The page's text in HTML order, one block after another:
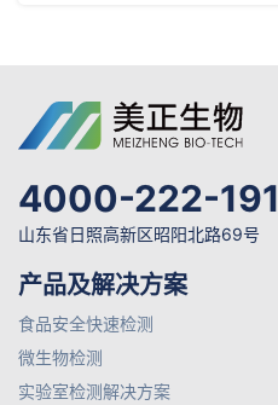
4000-222-191
山东省日照高新区昭阳北路69号
产品及解决方案
食品安全快速检测
微生物检测
实验室检测解决方案